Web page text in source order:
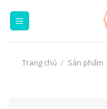
Trang chủ / Sản phẩm